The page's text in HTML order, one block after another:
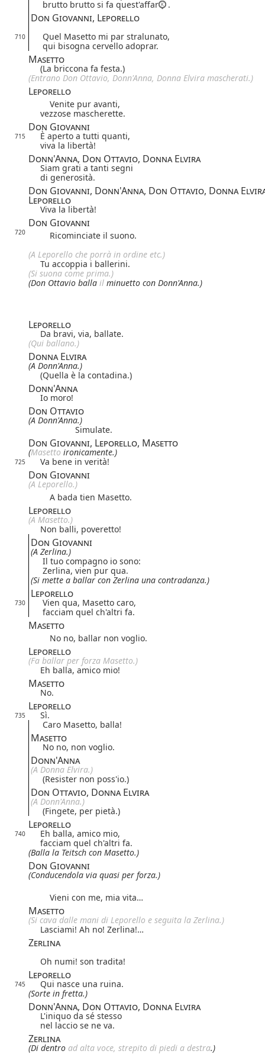
brutto brutto si fa quest'affar
.
Don Giovanni, Leporello
710
Quel Masetto mi par stralunato,
qui bisogna cervello adoprar.
Masetto
(La briccona fa festa.)
(Entrano Don Ottavio, Donn'Anna, Donna Elvira mascherati.)
Leporello
Venite pur avanti,
vezzose mascherette.
Don Giovanni
715
È aperto a tutti quanti,
viva la libertà!
Donn'Anna, Don Ottavio, Donna Elvira
Siam grati a tanti segni
di generosità.
Don Giovanni, Donn'Anna, Don Ottavio, Donna
Leporello
Viva la libertà!
Don Giovanni
720
Ricominciate il suono.
(A Leporello che porrà in ordine etc.)
Tu accoppia i ballerini.
(Si suona come prima.)
(Don Ottavio balla il minuetto con Donn'Anna.)
Leporello
Da bravi, via, ballate.
(Qui ballano.)
Donna Elvira
(A Donn'Anna.)
(Quella è la contadina.)
Donn'Anna
Io moro!
Don Ottavio
(A Donn'Anna.)
Simulate.
Don Giovanni, Leporello, Masetto
(Masetto ironicamente.)
725 Va bene in verità!
Don Giovanni
(A Leporello.)
A bada tien Masetto.
Leporello
(A Masetto.)
Non balli, poveretto!
Don Giovanni
(A Zerlina.)
Il tuo compagno io sono:
Zerlina, vien pur qua.
(Si mette a ballar con Zerlina una contradanza.)
Leporello
730
Vien qua, Masetto caro,
facciam quel ch'altri fa.
Masetto
No no, ballar non voglio.
Leporello
(Fa ballar per forza Masetto.)
Eh balla, amico mio!
Masetto
No.
Leporello
735
Sì.
Caro Masetto, balla!
Masetto
No no, non voglio.
Donn'Anna
(A Donna Elvira.)
(Resister non poss'io.)
Don Ottavio, Donna Elvira
(A Donn'Anna.)
(Fingete, per pietà.)
Leporello
740
Eh balla, amico mio,
facciam quel ch'altri fa.
(Balla la Teitsch con Masetto.)
Don Giovanni
(Conducendola via quasi per forza.)
Vieni con me, mia vita…
Masetto
(Si cava dalle mani di Leporello e seguita la Zerlina.)
Lasciami! Ah no! Zerlina!…
Zerlina
Oh numi! son tradita!
Leporello
745
Qui nasce una ruina.
(Sorte in fretta.)
Donn'Anna, Don Ottavio, Donna Elvira
L'iniquo da sé stesso
nel laccio se ne va.
Zerlina
(Di dentro ad alta voce, strepito di piedi a destra.)